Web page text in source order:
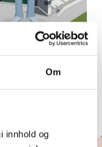
Om
innhold og